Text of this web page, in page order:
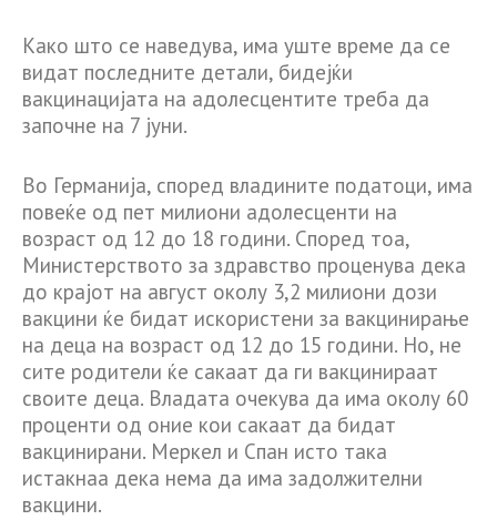
Како што се наведува, има уште време да се
видат последните детали, бидејќи
вакцинацијата на адолесцентите треба да
започне на 7 јуни.
Во Германија, според владините податоци, има
повеќе од пет милиони адолесценти на
возраст од 12 до 18 години. Според тоа,
Министерството за здравство проценува дека
до крајот на август околу 3,2 милиони дози
вакцини ќе бидат искористени за вакцинирање
на деца на возраст од 12 до 15 години. Но, не
сите родители ќе сакаат да ги вакцинираат
своите деца. Владата очекува да има околу 60
проценти од оние кои сакаат да бидат
вакцинирани. Меркел и Спан исто така
истакнаа дека нема да има задолжителни
вакцини.